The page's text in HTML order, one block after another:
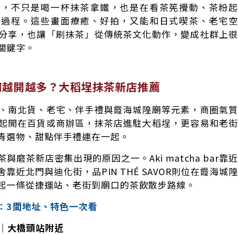
不只是喝一杯抹茶拿鐵，也是在看茶筅攪動、茶粉起
程。這些畫面療癒、好拍，又能和日式喫茶、老宅空
享，也讓「刷抹茶」從傳統茶文化動作，變成社群上很
鍵字。
開越多？大稻埕抹茶新店推薦
南北貨、老宅、伴手禮與霞海城隍廟等元素，商圈氣質
開在百貨或商辦區，抹茶店進駐大稻埕，更容易和老街
選物、甜點伴手禮連在一起。
與磨茶新店密集出現的原因之一。Aki matcha bar靠近
靠近北門與迪化街，品PIN THÉ SAVOR則位在霞海城隍
一條從捷運站、老街到廟口的茶飲散步路線。
3間地址、特色一次看
橋頭站附近